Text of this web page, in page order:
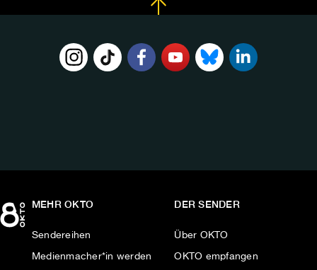
MEHR OKTO
Sendereihen
Medienmacher*in werden
DER SENDER
Über OKTO
OKTO empfangen